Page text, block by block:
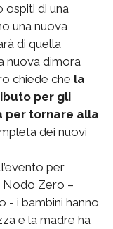
ospiti di una
una nuova
di quella
nuova dimora
chiede che la
per gli
per tornare alla
dei nuovi
per
Nodo Zero –
- i bambini hanno
e la madre ha